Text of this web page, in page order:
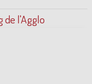
de l'Agglo